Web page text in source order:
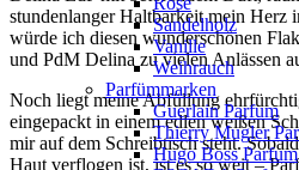
Sandelholz
Vanille
Weihrauch
Parfümmarken
Guerlain Parfum
Thierry Mugler
Hugo Boss Parfum
stundenlanger Haltbarkeit mein Herz
würde ich diesen wunderschönen
und PdM Delina zu vielen Anlässen
Noch liegt meine Abfüllung
eingepackt in einem edlen weißen
mir auf dem Schreibtisch steht.
Haut verflogen ist, ist es so weit –